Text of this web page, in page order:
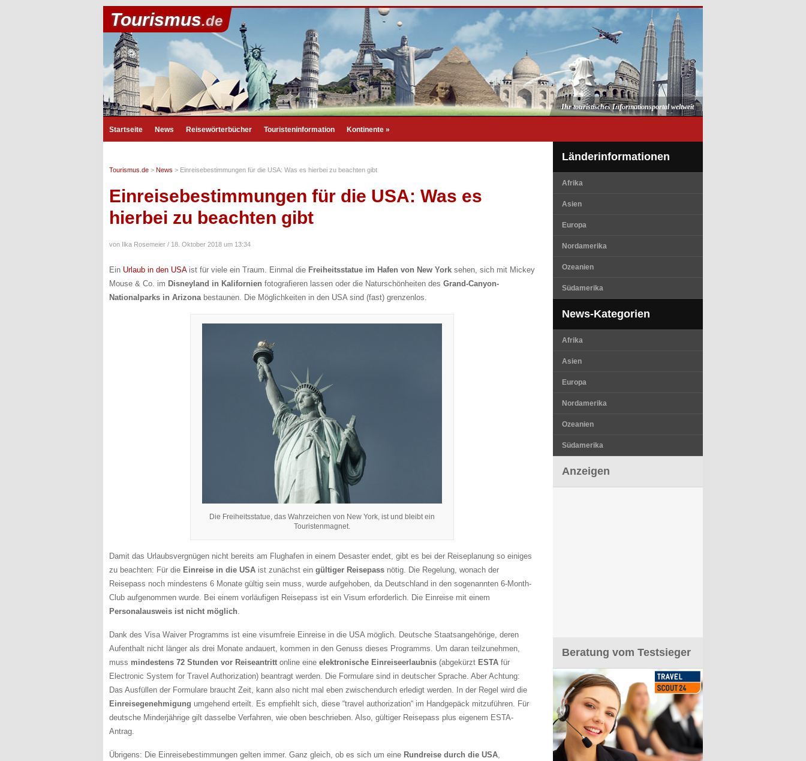
Tourismus.de
Ihr touristisches Informationsportal weltweit
Startseite News Reisewörterbücher Touristeninformation Kontinente »
Tourismus.de > News > Einreisebestimmungen für die USA: Was es hierbei zu beachten gibt
Einreisebestimmungen für die USA: Was es
hierbei zu beachten gibt
von Ilka Rosemeier / 18. Oktober 2018 um 13:34
Ein Urlaub in den USAist für viele ein Traum. Einmal die Freiheitsstatue im Hafen von New York sehen, sich mit Mickey
Mouse & Co. im Disneyland in Kalifornien fotografieren lassen oder die Naturschönheiten des Grand-Canyon-
Nationalparks in Arizonabestaunen. Die Möglichkeiten in den USA sind (fast) grenzenlos.
Die Freiheitsstatue, das Wahrzeichen von New York, ist und bleibt ein
Touristenmagnet.
Damit das Urlaubsvergnügen nicht bereits am Flughafen in einem Desaster endet, gibt es bei der Reiseplanung so einiges
zu beachten: Für die Einreise in die USA ist zunächst ein gültiger Reisepass nötig. Die Regelung, wonach der
Reisepass noch mindestens 6 Monate gültig sein muss, wurde aufgehoben, da Deutschland in den sogenannten 6-Month-
Club aufgenommen wurde. Bei einem vorläufigen Reisepass ist ein Visum erforderlich. Die Einreise mit einem
Personalausweis ist nicht möglich
Dank des Visa Waiver Programms ist eine visumfreie Einreise in die USA möglich. Deutsche Staatsangehörige, deren
Aufenthalt nicht länger als drei Monate andauert, kommen in den Genuss dieses Programms. Um daran teilzunehmen,
muss mindestens 72 Stunden vor Reiseantritt online eine elektronische Einreiseerlaubnis (abgekürzt ESTA für
Electronic System for Travel Authorization) beantragt werden. Die Formulare sind in deutscher Sprache. Aber Achtung:
Das Ausfüllen der Formulare braucht Zeit, kann also nicht mal eben zwischendurch erledigt werden. In der Regel wird die
Einreisegenehmigung umgehend erteilt. Es empfiehlt sich, diese “travel authorization“ im Handgepäck mitzuführen. Für
deutsche Minderjährige gilt dasselbe Verfahren, wie oben beschrieben. Also, gültiger Reisepass plus eigenem ESTA-
Antrag.
Übrigens: Die Einreisebestimmungen gelten immer. Ganz gleich, ob es sich um eine Rundreise durch die USA,
Länderinformationen
Afrika
Asien
Europa
Nordamerika
Ozeanien
Südamerika
News-Kategorien
Afrika
Asien
Europa
Nordamerika
Ozeanien
Südamerika
Anzeigen
Beratung vom Testsieger